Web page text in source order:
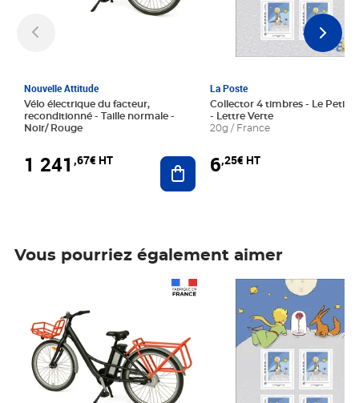
Nouvelle Attitude
Vélo électrique du facteur,
reconditionné - Taille normale -
Noir/ Rouge
1 241 ,67€ HT Ajouter au panier
La Poste
Collector 4 timbres - Le Petit
- Lettre Verte
20g / France
6,25€ HT
Vous pourriez également aimer
Prix 6,25€ HT